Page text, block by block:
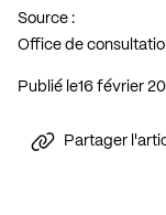
Source :
Office de
Publié le 16 février
Partager